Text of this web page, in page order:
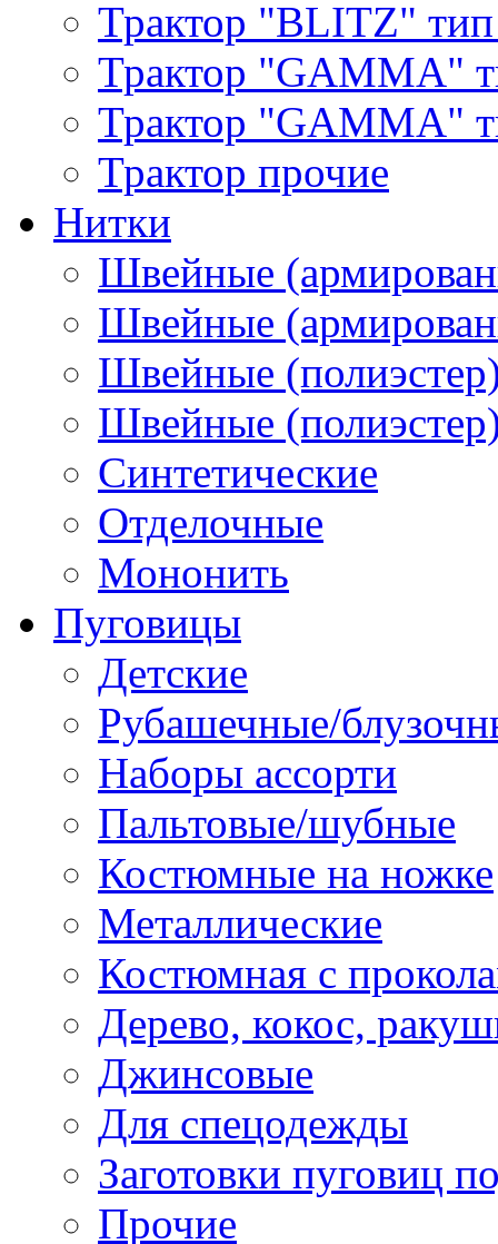
Трактор "BLITZ"
Трактор "GAMMA"
Трактор "GAMMA"
Трактор прочие
Нитки
Швейные
Швейные
Швейные
Швейные
Синтетические
Отделочные
Мононить
Пуговицы
Детские
Рубашечные/
Наборы ассорти
Пальтовые/шубные
Костюмные на ножке
Металлические
Костюмная с
Дерево, кокос,
Джинсовые
Для спецодежды
Заготовки пуговиц
Прочие